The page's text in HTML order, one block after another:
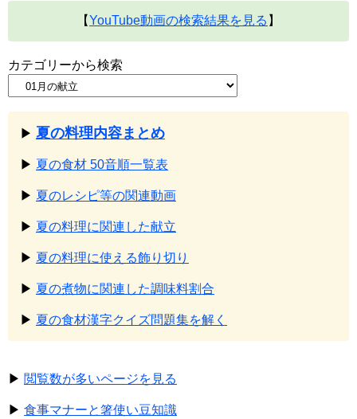
【YouTube動画の検索結果を見る 】
カテゴリーから検索
▶ 夏の料理内容まとめ
▶ 夏の食材 50音順一覧表
▶ 夏のレシピ等の関連動画
▶ 夏の料理に関連した献立
▶ 夏の料理に使える飾り切り
▶ 夏の煮物に関連した調味料割合
▶ 夏の食材漢字クイズ問題集を解く
▶ 閲覧数が多いページを見る
▶ 食事マナーと箸使い豆知識